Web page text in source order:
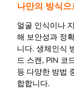
나만의 방식
얼굴 인식이나
해 보안성과 정
니다. 생체인식
드 스캔, PIN 코
등 다양한 방법
합합니다.